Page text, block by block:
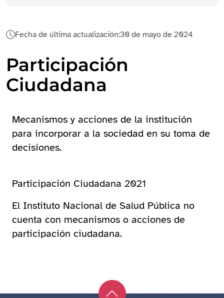
Fecha de última actualización:30 de mayo de 2024
Participación
Ciudadana
Mecanismos y acciones de la institución
para incorporar a la sociedad en su toma de
decisiones.
Participación Ciudadana 2021
El Instituto Nacional de Salud Pública no
cuenta con mecanismos o acciones de
participación ciudadana.